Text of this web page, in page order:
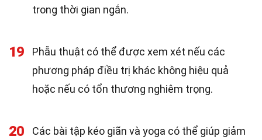
trong thời gian ngắn.
19
Phẫu thuật có thể được xem xét nếu các
phương pháp điều trị khác không hiệu quả
hoặc nếu có tổn thương nghiêm trọng.
20
Các bài tập kéo giãn và yoga có thể giúp giảm